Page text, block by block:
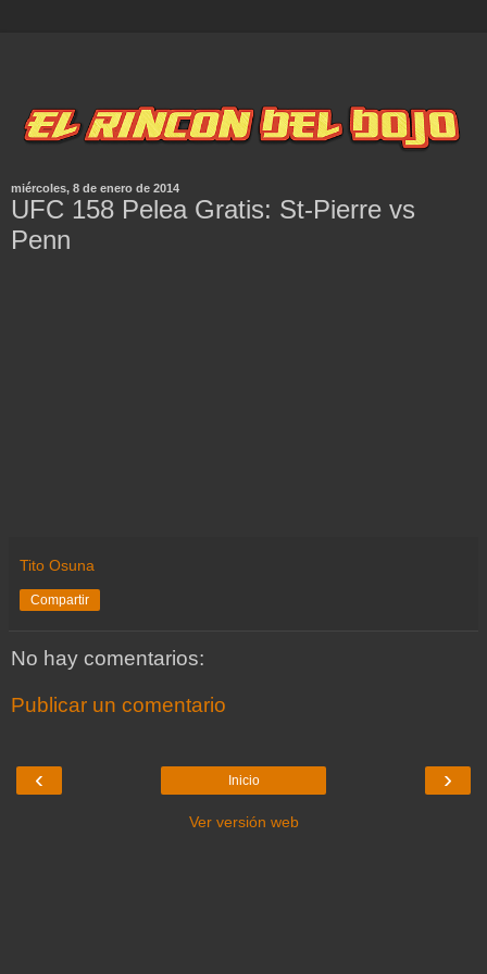
miércoles, 8 de enero de 2014
UFC 158 Pelea Gratis: St-Pierre vs
Penn
Tito Osuna
Compartir
No hay comentarios:
Publicar un comentario
‹ ›
Inicio
Ver versión web